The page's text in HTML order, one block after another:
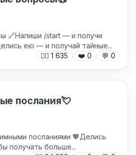
🔗Напиши /start — и получи
ею — и получай тайные...
🙍‍♂️ 1 635 ❤️ 0 💬 0
послания💘
посланиями 💖Делись
получать больше...